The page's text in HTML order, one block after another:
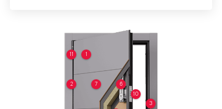
1
2
3
6
7
10
11